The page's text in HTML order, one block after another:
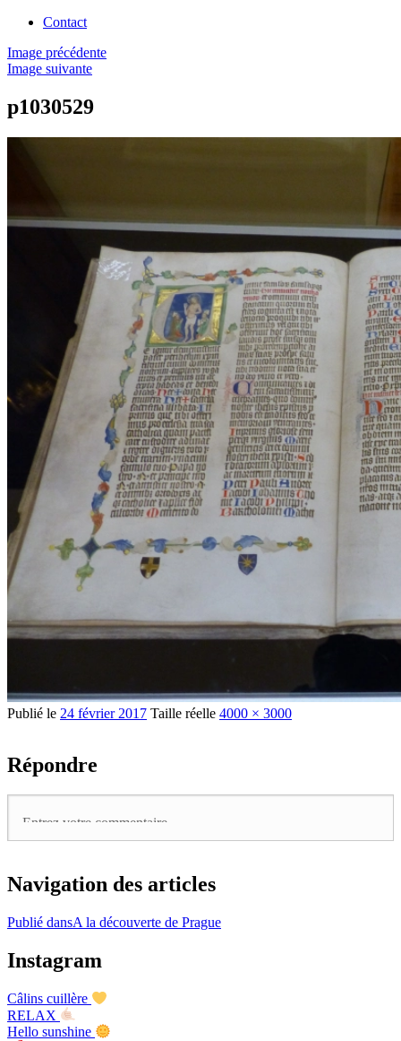
Contact
Image précédente
Image suivante
p1030529
Publié le 24 février 2017 Taille réelle 4000 × 3000
Répondre
Navigation des articles
Publié dansA la découverte de Prague
Instagram
Câlins cuillère
RELAX
Hello sunshine